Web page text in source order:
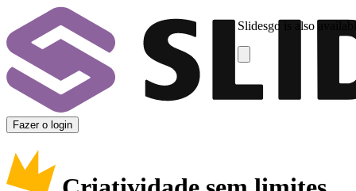
Slidesgo is also
Fazer o login